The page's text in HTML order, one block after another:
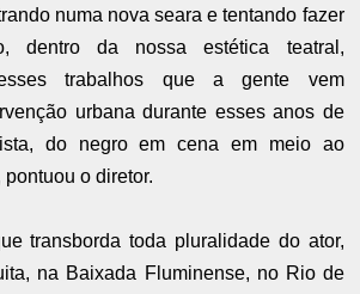
numa nova seara e tentando fazer
dentro da nossa estética teatral,
trabalhos que a gente vem
urbana durante esses anos de
do negro em cena em meio ao
pontuou o diretor.
transborda toda pluralidade do ator,
na Baixada Fluminense, no Rio de